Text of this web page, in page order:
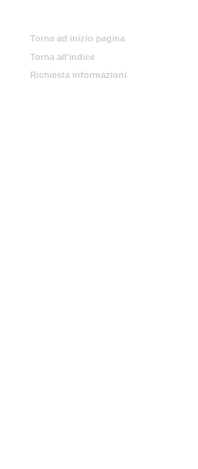
Torna ad inizio pagina
Torna all'indice
Richiesta informazioni